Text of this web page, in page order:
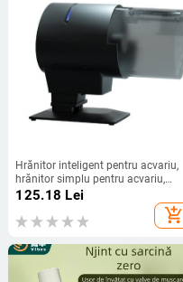
Hrănitor inteligent pentru acvariu,
hrănitor simplu pentru acvariu,
hrănitor automat pentru pești
125.18 Lei
add_shopping_cart